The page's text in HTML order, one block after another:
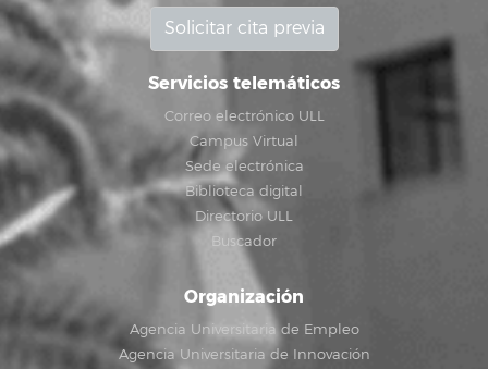
Solicitar cita previa
Servicios telemáticos
Correo electrónico ULL
Campus Virtual
Sede electrónica
Biblioteca digital
Directorio ULL
Buscador
Organización
Agencia Universitaria de Empleo
Agencia Universitaria de Innovación